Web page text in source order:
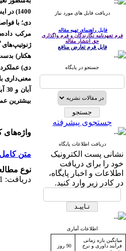
دریافت فایل های مورد نیاز
فایل راهنمای تهیه مقاله
فرم تعهدنامه نگارندگان و فرم واگذاری
حق انتشار مقاله
فایل فرم تعارض منافع
جستجو در پایگاه
جستجوی پیشرفته
دریافت اطلاعات پایگاه
نشانی پست الکترونیک
خود را برای دریافت
اطلاعات و اخبار پایگاه،
در کادر زیر وارد کنید.
اطلاعات آماری
میانگین بازه زمانی
فرآیند داوری و نرخ
90 روز
1400) در ایستگاه تحقیقات کشاورزی گرگان به‌صورت کرت‌های خرد شده بر پایه طرح بلوک‌های کامل تصادفی با چهار
دی؛ با فواصل 10 روز) در کرت‌های اصلی و چهار ژنوتیپ گندم نان بهاره (ارقام آراز،
مرکب
دی) عملکرد دانه
آبان و 30 آبان بیشترین مقدار تجمعی روز- درجه رشد (
بیشترین
واژه‌های
متن کامل
نوع
دریافت: 1401/10/21 | پذیرش: 1402/1/28 | انتشار: 1402/3/10